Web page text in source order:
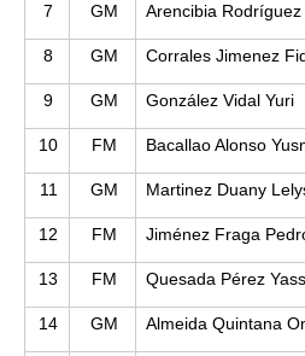
7 GM Arencibia Rodríguez
8 GM Corrales Jimenez
9 GM González Vidal Yuri
10 FM Bacallao Alonso
11 GM Martinez Duany
12 FM Jiménez Fraga
13 FM Quesada Pérez
14 GM Almeida Quintana